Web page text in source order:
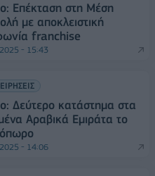
Επέκταση στη Μέση
με αποκλειστική
franchise
- 15:43
Δεύτερο κατάστημα στα
Αραβικά Εμιράτα το
- 14:06